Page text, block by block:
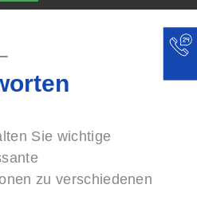
Sie wichtige
zu verschiedenen